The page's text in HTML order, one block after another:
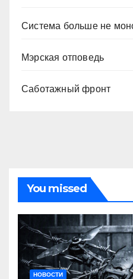
Система больше не
Мэрская отповедь
Саботажный фронт
You missed
НОВОСТИ